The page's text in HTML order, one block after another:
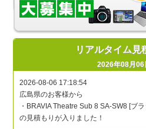
リアルタイム見
2026年08月06